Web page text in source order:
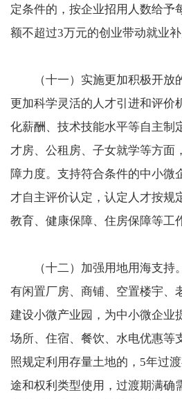
定条件的，按企业招用人数给予
额不超过3万元的创业带动就业补
（十一）实施更加积极开放
更加科学灵活的人才引进和评价
化薪酬、技术技能水平等自主制
才房、公租房、子女就学等方面
障力度。支持符合条件的中小微
才自主评价认定，认定人才按规
教育、健康保障、住房保障等工
（十二）加强用地用海支持
有闲置厂房、商铺、空置楼宇、
建设小微产业园，为中小微企业
场所、住宿、餐饮、水电优惠等
照规定利用存量土地的，5年过
途和权利类型使用，过渡期满确